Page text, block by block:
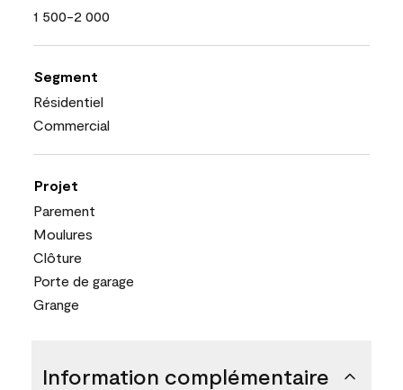
1 500-2 000
Segment
Résidentiel
Commercial
Projet
Parement
Moulures
Clôture
Porte de garage
Grange
Information complémentaire